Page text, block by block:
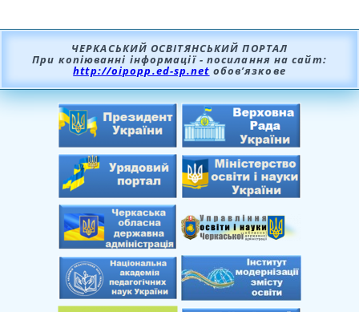
ЧЕРКАСЬКИЙ ОСВІТЯНСЬКИЙ ПОРТАЛ
При копіюванні інформації - посилання на сайт:
http://oipopp.ed-sp.net обов’язкове